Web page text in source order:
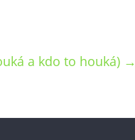
a kdo to houká) →